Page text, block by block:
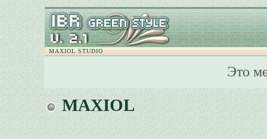
MAXIOL STUDIO
Это
MAXIOL